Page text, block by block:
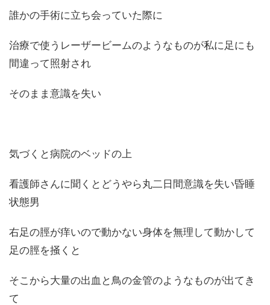
誰かの手術に立ち会っていた際に
治療で使うレーザービームのようなものが私に足にも
間違って照射され
そのまま意識を失い
気づくと病院のベッドの上
看護師さんに聞くとどうやら丸二日間意識を失い昏睡
状態男
右足の脛が痒いので動かない身体を無理して動かして
足の脛を掻くと
そこから大量の出血と鳥の金管のようなものが出てき
て